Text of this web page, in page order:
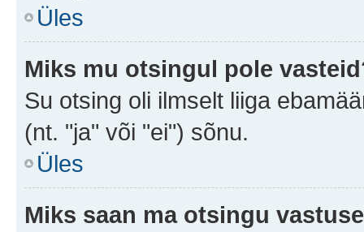
Üles
Miks mu otsingul pole
Su otsing oli ilmselt liiga
(nt. "ja" või "ei") sõnu.
Üles
Miks saan ma otsingu